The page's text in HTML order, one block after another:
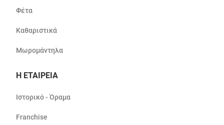
Φέτα
Καθαριστικά
Μωρομάντηλα
Η ΕΤΑΙΡΕΙΑ
Ιστορικό - Όραμα
Franchise